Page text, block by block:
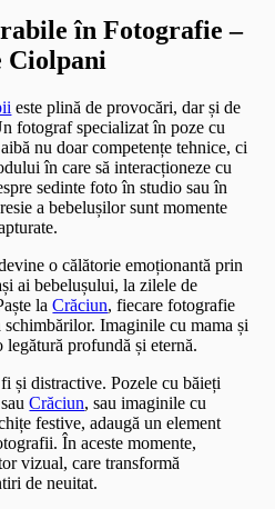
în Fotografie –
Ciolpani
este plină de provocări, dar și de
fotograf specializat în poze cu
nu doar competențe tehnice, ci
în care să interacționeze cu
sedinte foto în studio sau în
a bebelușilor sunt momente
o călătorie emoționantă prin
ai bebelușului, la zilele de
laCrăciun, fiecare fotografie
schimbărilor. Imaginile cu mama și
profundă și eternă.
și distractive. Pozele cu băieți
sauCrăciun, sau imaginile cu
festive, adaugă un element
În aceste momente,
vizual, care transformă
de neuitat.